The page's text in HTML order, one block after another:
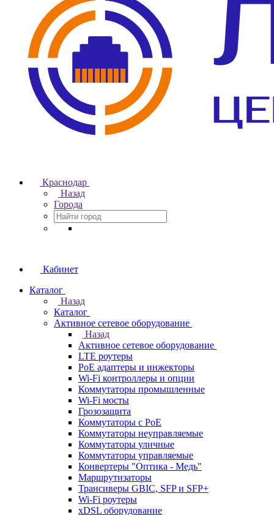
Краснодар
Назад
Города
Кабинет
Каталог
Назад
Каталог
Активное сетевое оборудование
Назад
Активное сетевое оборудование
LTE роутеры
PoE адаптеры и инжекторы
Wi-Fi контроллеры и опции
Коммутаторы промышленные
Wi-Fi мосты
Грозозащита
Коммутаторы c PoE
Коммутаторы неуправляемые
Коммутаторы уличные
Коммутаторы управляемые
Конвертеры "Оптика - Медь"
Маршрутизаторы
Трансиверы GBIC, SFP и SFP+
Wi-Fi роутеры
xDSL оборудование